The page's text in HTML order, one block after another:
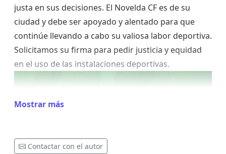
justa en sus decisiones. El Novelda CF es de su
ciudad y debe ser apoyado y alentado para que
continúe llevando a cabo su valiosa labor deportiva.
Solicitamos su firma para pedir justicia y equidad
en el uso de las instalaciones deportivas.
Mostrar más
Contactar con el autor